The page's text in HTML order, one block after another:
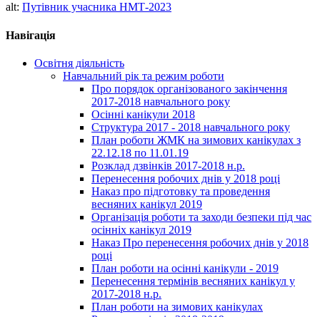
alt: Путівник учасника НМТ-2023
Навігація
Освітня діяльність
Навчальний рік та режим роботи
Про порядок організованого закінчення
2017-2018 навчального року
Осінні канікули 2018
Структура 2017 - 2018 навчального року
План роботи ЖМК на зимових канікулах з
22.12.18 по 11.01.19
Розклад дзвінків 2017-2018 н.р.
Перенесення робочих днів у 2018 році
Наказ про підготовку та проведення
весняних канікул 2019
Організація роботи та заходи безпеки під час
осінніх канікул 2019
Наказ Про перенесення робочих днів у 2018
році
План роботи на осінні канікули - 2019
Перенесення термінів весняних канікул у
2017-2018 н.р.
План роботи на зимових канікулах